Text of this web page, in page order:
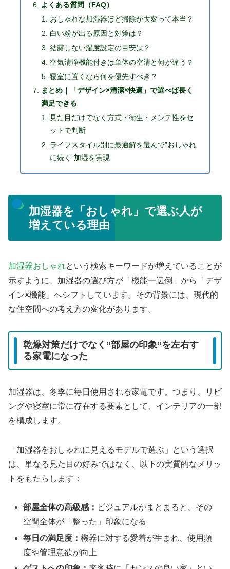
よくある質問（FAQ）
おしゃれな加湿器ほど掃除が大変って本当？
白い粉が出る原因と対策は？
結露しない湿度設定の目安は？
空気清浄機能付きは単体の空清と何が違う？
寝室に置くなら何を優先すべき？
まとめ｜「デザイン×清潔×快適」で選べば長く
満足できる
見た目だけでなく方式・衛生・メンテ性をセ
ットで判断
ライフスタイル別に最適解を選んで”おしゃれ
に続く”加湿を実現
加湿器を「おしゃれ」で選ぶ人が
増えている理由
加湿器おしゃれという検索キーワードが増えていることが
示すように、加湿器の選び方が「機能一辺倒」から「デザ
イン×機能」へシフトしています。その背景には、現代的
な住空間への考え方の変化があります。
乾燥対策だけでなく”部屋の印象”を左右す
る家電になった
加湿器は、冬季に毎日使用される家電です。つまり、リビ
ングや寝室に常に存在する要素として、インテリアの一部
を構成します。
「加湿器をおしゃれに見えるモデルで選ぶ」という選択
は、単なる見た目の好みではなく、以下の実質的なメリッ
トをもたらします：
部屋全体の高級感： ビジュアルがまとまると、その
空間全体が「整った」印象になる
毎日の満足度：機器に対する愛着が生まれ、使用頻
度や管理意欲が向上